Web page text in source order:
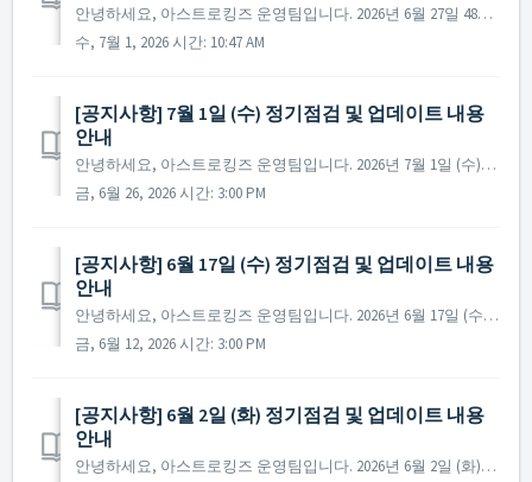
안녕하세요, 아스트로킹즈 운영팀입니다. 2026년 6월 27일 48서버에서 개최된 테네브리스 쟁탈전 이벤트가 정상적으로 진행되지 않았던 부분이 확인되었으며, 이와 관련하여 내역 확인 및 수정이 완료되었습니다. 48서버의 테네브리스 쟁탈전 이벤트와 관련해서는 하기와 같이 조치될...
수, 7월 1, 2026 시간: 10:47 AM
[공지사항] 7월 1일 (수) 정기점검 및 업데이트 내용
안내
안녕하세요, 아스트로킹즈 운영팀입니다. 2026년 7월 1일 (수)에 진행 예정인 정기 점검 및 업데이트에 대해 안내드립니다. ※ 점검 내용은 상황에 따라 변경될 수 있으며, 변경 시 본 공지로 안내드릴 예정입니다. ▶ 정기점검 및 업데이트 사전 안내 ...
금, 6월 26, 2026 시간: 3:00 PM
[공지사항] 6월 17일 (수) 정기점검 및 업데이트 내용
안내
안녕하세요, 아스트로킹즈 운영팀입니다. 2026년 6월 17일 (수)에 진행 예정인 정기 점검 및 업데이트에 대해 안내드립니다. ※ 점검 내용은 상황에 따라 변경될 수 있으며, 변경 시 본 공지로 안내드릴 예정입니다. ▶ 정기점검 및 업데이트 사전 안내 ...
금, 6월 12, 2026 시간: 3:00 PM
[공지사항] 6월 2일 (화) 정기점검 및 업데이트 내용
안내
안녕하세요, 아스트로킹즈 운영팀입니다. 2026년 6월 2일 (화)에 진행 예정인 정기 점검 및 업데이트에 대해 안내드립니다. ※ 점검 내용은 상황에 따라 변경될 수 있으며, 변경 시 본 공지로 안내드릴 예정입니다. ▶ 정기점검 및 업데이트 사전 안내 - 점검 일...